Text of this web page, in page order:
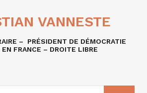
VANNESTE
– PRÉSIDENT DE DÉMOCRATIE
EN FRANCE – DROITE LIBRE